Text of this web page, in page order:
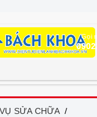
Gọi
SỬA CHỮA